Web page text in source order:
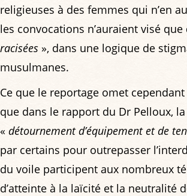
religieuses à des femmes qui n’en
les convocations n’auraient visé que
racisées », dans une logique de
musulmanes.
Ce que le reportage omet cependant
que dans le rapport du Dr Pelloux,
« détournement d’équipement et de
par certains pour outrepasser
du voile participent aux nombreux
d’atteinte à la laïcité et la neutralité